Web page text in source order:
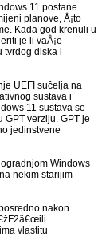
11 postane
planove, Å¡to
Kada god krenuli u
je li vaÅ¡e
tvrdog diska i
UEFI sučelja na
sustava i
11 sustava se
verziju. GPT je
jedinstvene
Windows
nekim starijim
nakon
vlastitu